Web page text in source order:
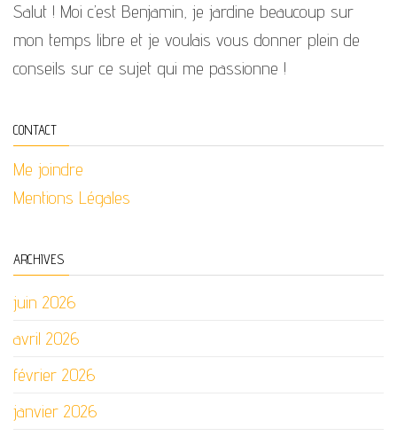
Salut ! Moi c’est Benjamin, je jardine beaucoup sur
mon temps libre et je voulais vous donner plein de
conseils sur ce sujet qui me passionne !
CONTACT
Me joindre
Mentions Légales
ARCHIVES
juin 2026
avril 2026
février 2026
janvier 2026